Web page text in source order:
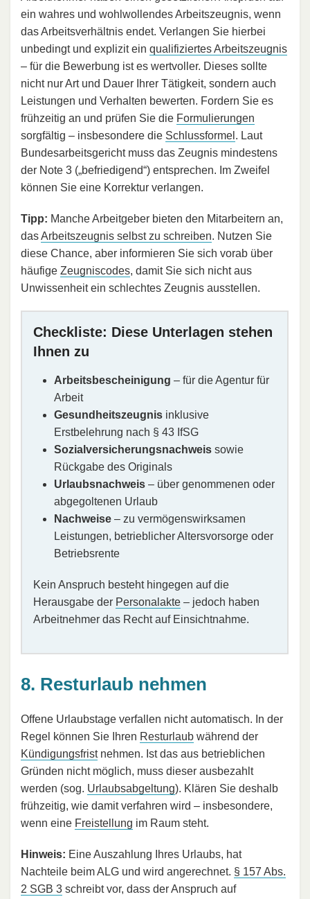
ein wahres und wohlwollendes Arbeitszeugnis, wenn
das Arbeitsverhältnis endet. Verlangen Sie hierbei
unbedingt und explizit ein qualifiziertes Arbeitszeugnis
– für die Bewerbung ist es wertvoller. Dieses sollte
nicht nur Art und Dauer Ihrer Tätigkeit, sondern auch
Leistungen und Verhalten bewerten. Fordern Sie es
frühzeitig an und prüfen Sie die Formulierungen
sorgfältig – insbesondere die Schlussformel . Laut
Bundesarbeitsgericht muss das Zeugnis mindestens
der Note 3 („befriedigend“) entsprechen. Im Zweifel
können Sie eine Korrektur verlangen.
Tipp: Manche Arbeitgeber bieten den Mitarbeitern an,
dasArbeitszeugnis selbst zu schreiben. Nutzen Sie
diese Chance, aber informieren Sie sich vorab über
häufige Zeugniscodes, damit Sie sich nicht aus
Unwissenheit ein schlechtes Zeugnis ausstellen.
Checkliste: Diese Unterlagen stehen
Ihnen zu
Arbeitsbescheinigung – für die Agentur für
Arbeit
Gesundheitszeugnis inklusive
Erstbelehrung nach § 43 IfSG
Sozialversicherungsnachweis sowie
Rückgabe des Originals
Urlaubsnachweis – über genommenen oder
abgegoltenen Urlaub
Nachweise – zu vermögenswirksamen
Leistungen, betrieblicher Altersvorsorge oder
Betriebsrente
Kein Anspruch besteht hingegen auf die
Herausgabe der Personalakte – jedoch haben
Arbeitnehmer das Recht auf Einsichtnahme.
8. Resturlaub nehmen
Offene Urlaubstage verfallen nicht automatisch. In der
Regel können Sie Ihren Resturlaub während der
Kündigungsfristnehmen. Ist das aus betrieblichen
Gründen nicht möglich, muss dieser ausbezahlt
werden (sog. Urlaubsabgeltung). Klären Sie deshalb
frühzeitig, wie damit verfahren wird – insbesondere,
wenn eine Freistellung im Raum steht.
Hinweis: Eine Auszahlung Ihres Urlaubs, hat
Nachteile beim ALG und wird angerechnet. § 157 Abs.
2 SGB 3 schreibt vor, dass der Anspruch auf